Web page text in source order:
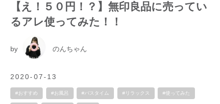
【え！５０円！？】無印良品に売ってい
るアレ使ってみた！！
by のんちゃん
2020-07-13
#おすすめ #お風呂 #バスタイム #リラックス #使ってみた